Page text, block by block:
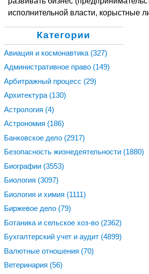
исполнительной власти, корыстные
Категории
Авиация и космонавтика (327)
Административное право (149)
Арбитражный процесс (29)
Архитектура (130)
Астрология (4)
Астрономия (186)
Банковское дело (2917)
Безопасность жизнедеятельности (1880)
Биографии (3553)
Биология (3097)
Биология и химия (1111)
Биржевое дело (79)
Ботаника и сельское хоз-во (2362)
Бухгалтерский учет и аудит (4899)
Валютные отношения (70)
Ветеринария (56)